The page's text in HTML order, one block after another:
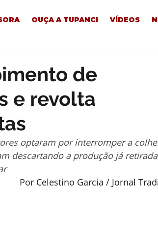
OUÇA A TUPANCI VÍDEOS
de
e revolta
optaram por interromper a
descartando a produção já
Por Celestino Garcia / Jornal